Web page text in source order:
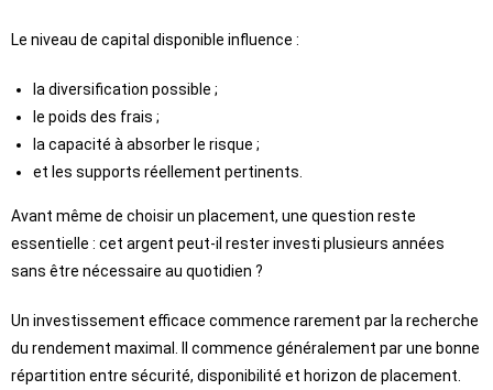
Le niveau de capital disponible influence :
la diversification possible ;
le poids des frais ;
la capacité à absorber le risque ;
et les supports réellement pertinents.
Avant même de choisir un placement, une question reste
essentielle : cet argent peut-il rester investi plusieurs années
sans être nécessaire au quotidien ?
Un investissement efficace commence rarement par la recherche
du rendement maximal. Il commence généralement par une bonne
répartition entre sécurité, disponibilité et horizon de placement.